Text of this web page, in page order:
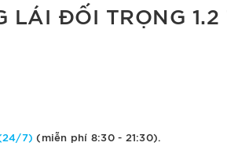
LÁI ĐỐI TRỌNG 1.2
7) (miễn phí 8:30 - 21:30).